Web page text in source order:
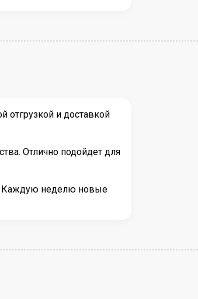
отгрузкой и доставкой
Отлично подойдет для
Каждую неделю новые